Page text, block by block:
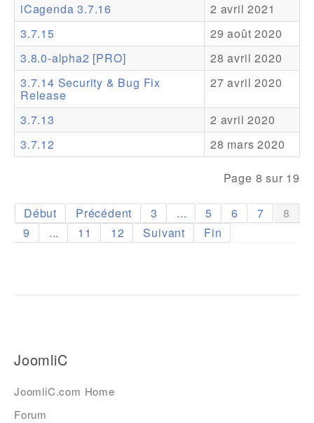
Support
Forum
iCagenda 3.7.16
2 avril 2021
3.7.15
29 août 2020
3.8.0-alpha2 [PRO]
28 avril 2020
3.7.14 Security & Bug Fix
Release
27 avril 2020
3.7.13
2 avril 2020
3.7.12
28 mars 2020
Page 8 sur 19
Début Précédent 3 ... 5 6 7
8
9
... 11 12 Suivant Fin
JoomliC
JoomliC.com Home
Forum